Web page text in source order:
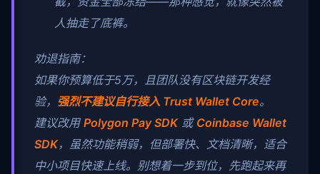
人抽走了底裤。
劝退指南：
如果你预算低于5万，且团队没有区块链开发经
验， 强烈不建议自行接入 Trust Wallet Core。
建议改用 Polygon Pay SDK或 Coinbase Wallet
SDK，虽然功能稍弱，但部署快、文档清晰，适合
中小项目快速上线。别想着一步到位，先跑起来再